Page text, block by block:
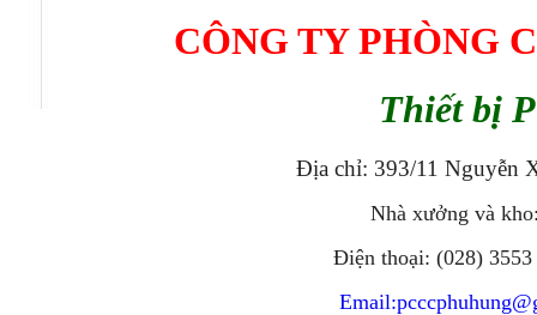
CÔNG TY PHÒNG
Thiết bị
Địa chỉ: 393/11 Nguyễn
Nhà xưởng và
Điện thoại: (028) 3553
Email: